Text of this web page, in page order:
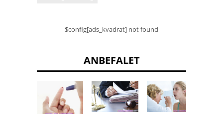
$config[ads_kvadrat] not found
ANBEFALET